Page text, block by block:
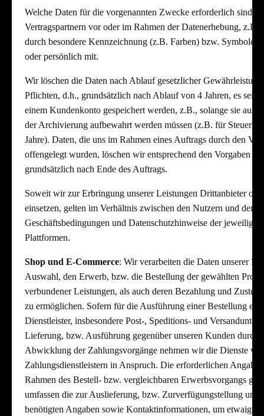
Welche Daten für die vorgenannten Zwecke erforderlich sind,
Vertragspartnern vor oder im Rahmen der Datenerhebung,
durch besondere Kennzeichnung (z.B. Farben) bzw. Symbole
oder persönlich mit.
Wir löschen die Daten nach Ablauf gesetzlicher
Pflichten, d.h., grundsätzlich nach Ablauf von 4 Jahren, es sei
einem Kundenkonto gespeichert werden, z.B., solange sie aus
der Archivierung aufbewahrt werden müssen (z.B. für
Jahre). Daten, die uns im Rahmen eines Auftrags durch den
offengelegt wurden, löschen wir entsprechend den Vorgaben
grundsätzlich nach Ende des Auftrags.
Soweit wir zur Erbringung unserer Leistungen Drittanbieter
einsetzen, gelten im Verhältnis zwischen den Nutzern und den
Geschäftsbedingungen und Datenschutzhinweise der
Plattformen.
Shop und E-Commerce: Wir verarbeiten die Daten unserer
Auswahl, den Erwerb, bzw. die Bestellung der gewählten
verbundener Leistungen, als auch deren Bezahlung und
zu ermöglichen. Sofern für die Ausführung einer Bestellung
Dienstleister, insbesondere Post-, Speditions- und
Lieferung, bzw. Ausführung gegenüber unseren Kunden
Abwicklung der Zahlungsvorgänge nehmen wir die Dienste
Zahlungsdienstleistern in Anspruch. Die erforderlichen
Rahmen des Bestell- bzw. vergleichbaren Erwerbsvorgangs
umfassen die zur Auslieferung, bzw. Zurverfügungstellung und
benötigten Angaben sowie Kontaktinformationen, um etwaige